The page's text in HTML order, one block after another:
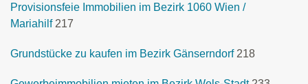
Provisionsfeie Immobilien im Bezirk 1060 Wien /
Mariahilf 217
Grundstücke zu kaufen im Bezirk Gänserndorf 218